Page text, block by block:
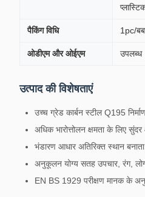
पैकिंग विधि 1pc/
ओडीएम और ओईएम उपलब्ध
उत्पाद की विशेषताएं
उच्च ग्रेड कार्बन स्टील Q195
अधिक भारोत्तोलन क्षमता के लिए
भंडारण आधार अतिरिक्त स्थान
अनुकूलन योग्य सतह उपचार, रंग,
EN BS 1929 परीक्षण मानक के